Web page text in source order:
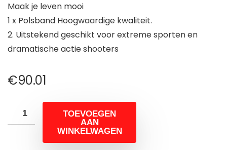
Maak je leven mooi
1 x Polsband Hoogwaardige kwaliteit.
2. Uitstekend geschikt voor extreme sporten en
dramatische actie shooters
€90.01
TOEVOEGEN
AAN
WINKELWAGEN